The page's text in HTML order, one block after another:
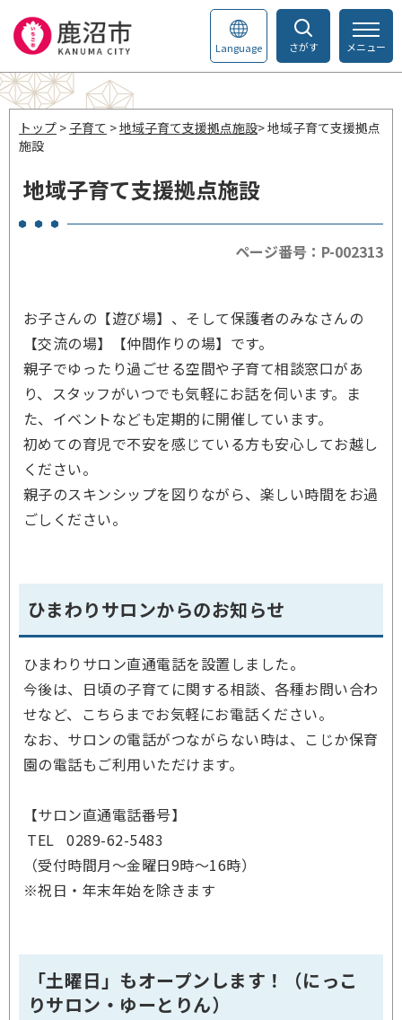
さがす
Language メニュー
トップ > 子育て >地域子育て支援拠点施設> 地域子育て支援拠点
施設
地域子育て支援拠点施設
ページ番号：P-002313
お子さんの【遊び場】、そして保護者のみなさんの
【交流の場】【仲間作りの場】です。
親子でゆったり過ごせる空間や子育て相談窓口があ
り、スタッフがいつでも気軽にお話を伺います。ま
た、イベントなども定期的に開催しています。
初めての育児で不安を感じている方も安心してお越し
ください。
親子のスキンシップを図りながら、楽しい時間をお過
ごしください。
ひまわりサロンからのお知らせ
ひまわりサロン直通電話を設置しました。
今後は、日頃の子育てに関する相談、各種お問い合わ
せなど、こちらまでお気軽にお電話ください。
なお、サロンの電話がつながらない時は、こじか保育
園の電話もご利用いただけます。
【サロン直通電話番号】
TEL 0289-62-5483
（受付時間月～金曜日9時～16時）
※祝日・年末年始を除きます
「土曜日」もオープンします！（にっこ
りサロン・ゆーとりん）